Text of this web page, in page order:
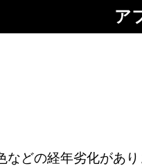
ア
どの経年劣化があ